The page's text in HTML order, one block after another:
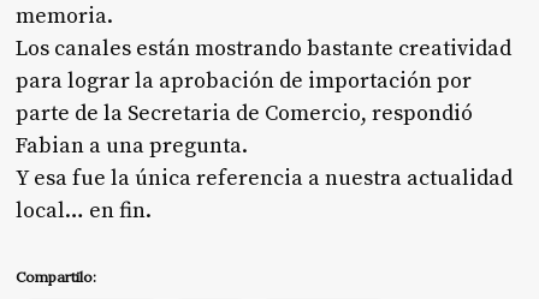
memoria.
Los canales están mostrando bastante creatividad
para lograr la aprobación de importación por
parte de la Secretaria de Comercio, respondió
Fabian a una pregunta.
Y esa fue la única referencia a nuestra actualidad
local… en fin.
Compartilo: